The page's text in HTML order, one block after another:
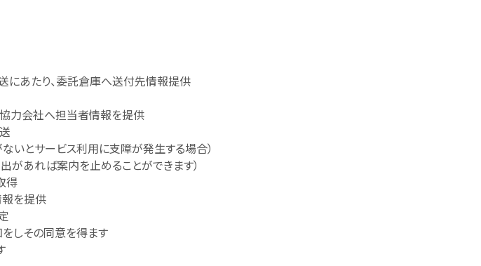
にあたり、委託倉庫へ送付先情報提供
協力会社へ担当者情報を提供
いとサービス利用に支障が発生する場合）
があれば案内を止めることができます）
得
を提供
しその同意を得ます